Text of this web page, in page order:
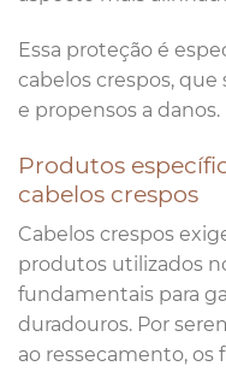
Essa proteção é
cabelos crespos,
e propensos a danos.
Produtos
cabelos crespos
Cabelos crespos
produtos utilizados
fundamentais para
duradouros. Por
ao ressecamento, os